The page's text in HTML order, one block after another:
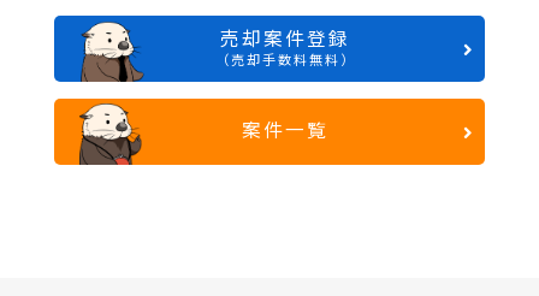
売却案件登録
（売却手数料無料）
案件一覧